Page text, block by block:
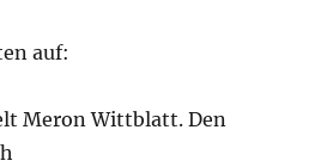
auf:
Meron Wittblatt. Den